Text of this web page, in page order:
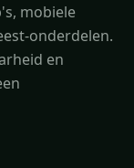
mobiele
onderdelen.
en